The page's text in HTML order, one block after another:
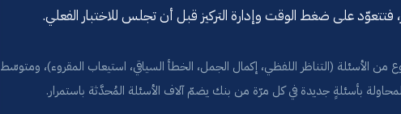
على ضغط الوقت وإدارة التركيز قبل أن تجلس للاختبار الفعلي.
الأسئلة (التناظر اللفظي، إكمال الجمل، الخطأ السياقي، استيعاب المقروء)، ومتوسّط
بأسئلةٍ جديدة في كل مرّة من بنك يضمّ آلاف الأسئلة المُحدَّثة باستمرار.